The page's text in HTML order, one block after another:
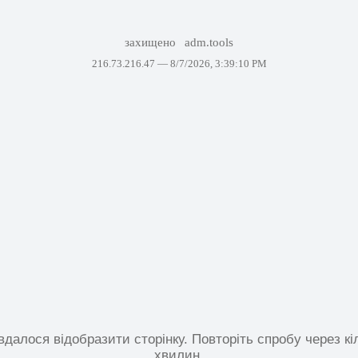
захищено adm.tools
216.73.216.47 — 8/7/2026, 3:39:10 PM
відобразити сторінку. Повторіть спробу через